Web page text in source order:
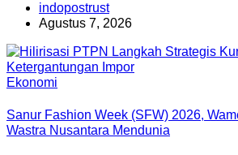
indopostrust
Agustus 7, 2026
Ekonomi
Sanur Fashion Week (SFW) 2026,
Wastra Nusantara Mendunia